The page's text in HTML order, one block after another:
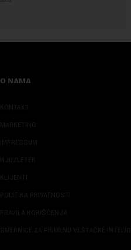
O NAMA
KONTAKT
MARKETING
IMPRESSUM
NJUZLETER
KLIJENTI
POLITIKA PRIVATNOSTI
PRAVILA KORIŠĆENJA
SMERNICE ZA PRIMENU VEŠTAČKE